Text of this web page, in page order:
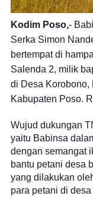
Kodim Poso,-
Serka Simon
bertempat di
Salenda 2, milik
di Desa Korobono,
Kabupaten Poso.
Wujud dukungan
yaitu Babinsa
dengan semangat
bantu petani desa
yang dilakukan
para petani di